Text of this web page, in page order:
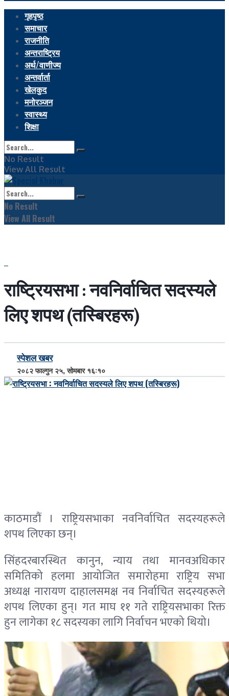
गृहपृष्ठ
समाचार
राजनीति
अन्तराष्ट्रिय
अर्थ/वाणीज्य
अन्तर्वार्ता
खेलकुद
मनोरञ्जन
स्वास्थ्य
शिक्षा
No Result
View All Result
No Result
View All Result
राष्ट्रियसभा : नवनिर्वाचित सदस्यले
लिए शपथ (तस्बिरहरू)
स्पेशल खबर
२०८२ फाल्गुन २५, सोमबार १६:१०
काठमाडौं । राष्ट्रियसभाका नवनिर्वाचित सदस्यहरूले
शपथ लिएका छन्।
सिंहदरबारस्थित कानुन, न्याय तथा मानवअधिकार
समितिको हलमा आयोजित समारोहमा राष्ट्रिय सभा
अध्यक्ष नारायण दाहालसमक्ष नव निर्वाचित सदस्यहरूले
शपथ लिएका हुन्। गत माघ ११ गते राष्ट्रियसभाका रिक्त
हुन लागेका १८ सदस्यका लागि निर्वाचन भएको थियो।